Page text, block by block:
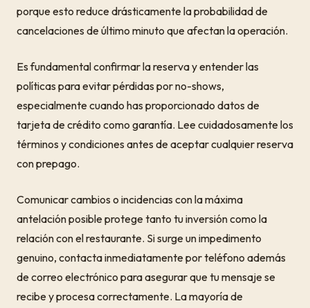
porque esto reduce drásticamente la probabilidad de
cancelaciones de último minuto que afectan la operación.
Es fundamental confirmar la reserva y entender las
políticas para evitar pérdidas por no-shows,
especialmente cuando has proporcionado datos de
tarjeta de crédito como garantía. Lee cuidadosamente los
términos y condiciones antes de aceptar cualquier reserva
con prepago.
Comunicar cambios o incidencias con la máxima
antelación posible protege tanto tu inversión como la
relación con el restaurante. Si surge un impedimento
genuino, contacta inmediatamente por teléfono además
de correo electrónico para asegurar que tu mensaje se
recibe y procesa correctamente. La mayoría de